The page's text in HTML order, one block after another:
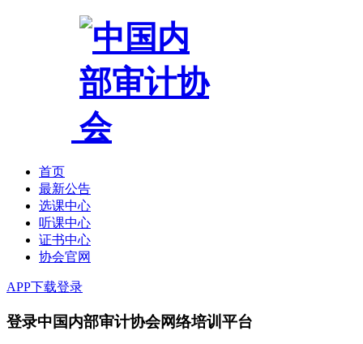
首页
最新公告
选课中心
听课中心
证书中心
协会官网
APP下载登录
登录中国内部审计协会网络培训平台